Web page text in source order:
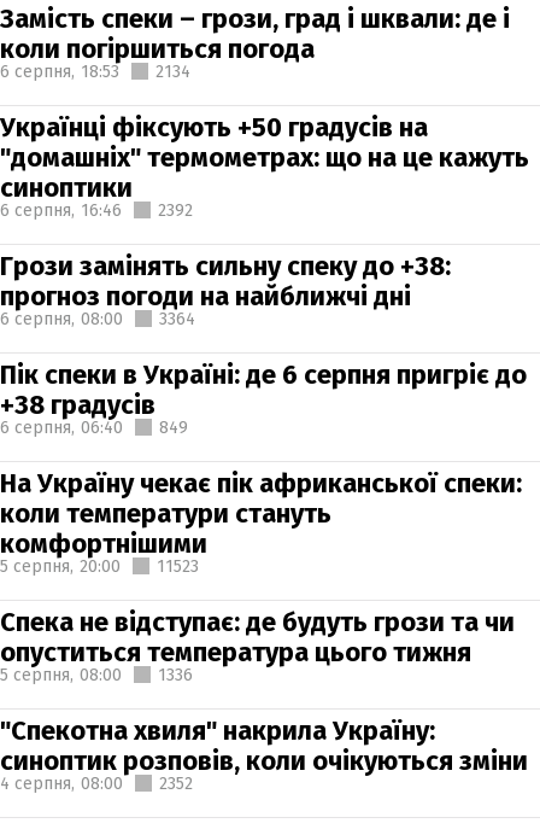
Замість спеки – грози, град і шквали: де і
коли погіршиться погода
6 серпня, 18:53 2134
Українці фіксують +50 градусів на
"домашніх" термометрах: що на це кажуть
синоптики
6 серпня, 16:46 2392
Грози замінять сильну спеку до +38:
прогноз погоди на найближчі дні
6 серпня, 08:00 3364
Пік спеки в Україні: де 6 серпня пригріє до
+38 градусів
6 серпня, 06:40 849
На Україну чекає пік африканської спеки:
коли температури стануть
комфортнішими
5 серпня, 20:00 11523
Спека не відступає: де будуть грози та чи
опуститься температура цього тижня
5 серпня, 08:00 1336
"Спекотна хвиля" накрила Україну:
синоптик розповів, коли очікуються зміни
4 серпня, 08:00 2352